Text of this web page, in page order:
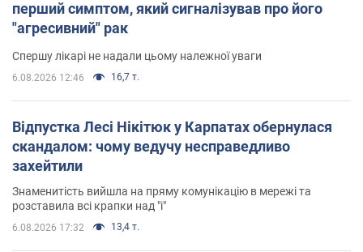
перший симптом, який сигналізував про його
"агресивний" рак
Спершу лікарі не надали цьому належної уваги
6.08.2026 12:46 16,7 т.
Відпустка Лесі Нікітюк у Карпатах обернулася
скандалом: чому ведучу несправедливо
захейтили
Знаменитість вийшла на пряму комунікацію в мережі та
розставила всі крапки над "і"
6.08.2026 17:32 13,4 т.